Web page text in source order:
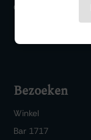
Over ons
Bezoeken
Winkel
Bar 1717